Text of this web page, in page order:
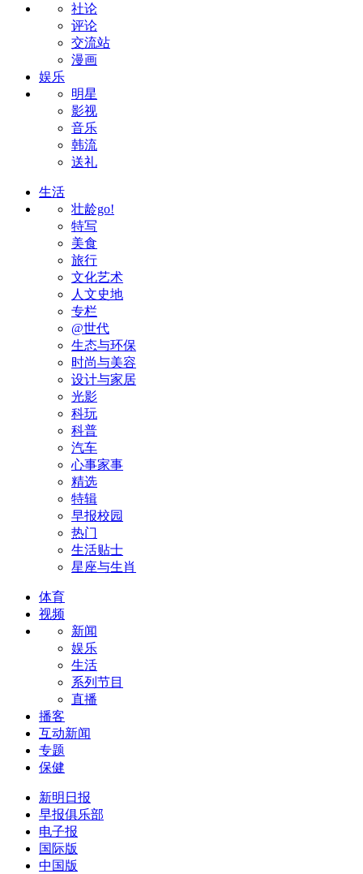
社论
评论
交流站
漫画
娱乐
明星
影视
音乐
韩流
送礼
生活
壮龄go!
特写
美食
旅行
文化艺术
人文史地
专栏
@世代
生态与环保
时尚与美容
设计与家居
光影
科玩
科普
汽车
心事家事
精选
特辑
早报校园
热门
生活贴士
星座与生肖
体育
视频
新闻
娱乐
生活
系列节目
直播
播客
互动新闻
专题
保健
新明日报
早报俱乐部
电子报
国际版
中国版